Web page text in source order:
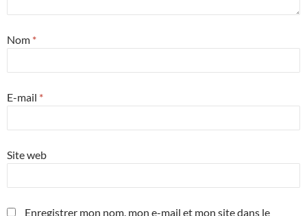
Nom *
E-mail *
Site web
Enregistrer mon nom, mon e-mail et mon site dans le